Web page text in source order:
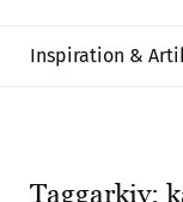
Inspiration &
Taggarkiv: